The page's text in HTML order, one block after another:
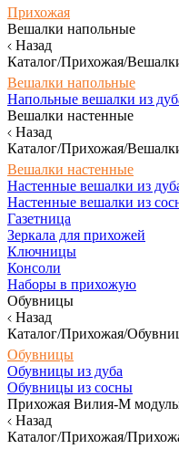
Прихожая
Вешалки напольные
Назад
Каталог/Прихожая/
Вешалки напольные
Напольные вешалки из
Вешалки настенные
Назад
Каталог/Прихожая/
Вешалки настенные
Настенные вешалки из
Настенные вешалки из
Газетница
Зеркала для прихожей
Ключницы
Консоли
Наборы в прихожую
Обувницы
Назад
Каталог/Прихожая/
Обувницы
Обувницы из дуба
Обувницы из сосны
Прихожая Вилия-М
Назад
Каталог/Прихожая/